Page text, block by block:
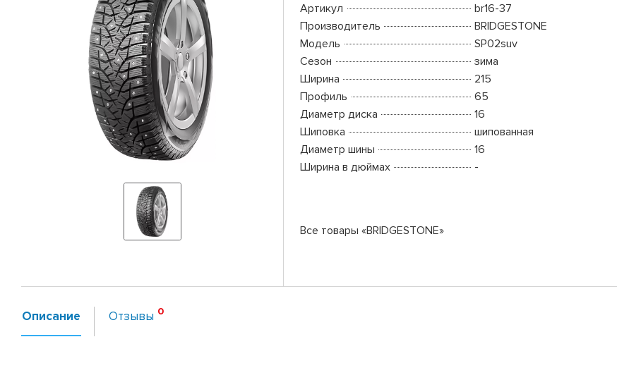
Артикул
br16-37
Производитель
BRIDGESTONE
Модель
SP02suv
Сезон
зима
Ширина
215
Профиль
65
Диаметр диска
16
Шиповка
шипованная
Диаметр шины
16
Ширина в дюймах
-
Все товары «BRIDGESTONE»
Описание Отзывы